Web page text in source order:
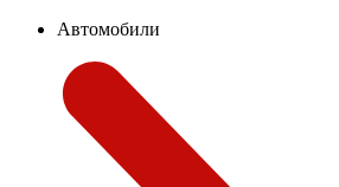
Автомобили